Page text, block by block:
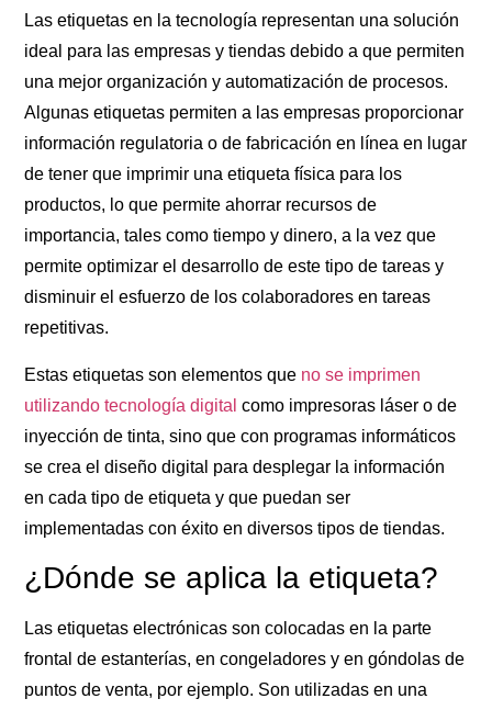
Las etiquetas en la tecnología representan una solución
ideal para las empresas y tiendas debido a que permiten
una mejor organización y automatización de procesos.
Algunas etiquetas permiten a las empresas proporcionar
información regulatoria o de fabricación en línea en lugar
de tener que imprimir una etiqueta física para los
productos, lo que permite ahorrar recursos de
importancia, tales como tiempo y dinero, a la vez que
permite optimizar el desarrollo de este tipo de tareas y
disminuir el esfuerzo de los colaboradores en tareas
repetitivas.
Estas etiquetas son elementos que no se imprimen
utilizando tecnología digital como impresoras láser o de
inyección de tinta, sino que con programas informáticos
se crea el diseño digital para desplegar la información
en cada tipo de etiqueta y que puedan ser
implementadas con éxito en diversos tipos de tiendas.
¿Dónde se aplica la etiqueta?
Lasetiquetas electrónicas son colocadas en la parte
frontal de estanterías, en congeladores y en góndolas de
puntos de venta, por ejemplo. Son utilizadas en una